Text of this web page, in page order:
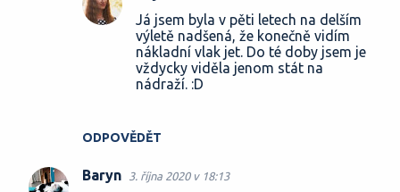
ODPOVĚDĚT
Já jsem byla v pěti letech na delším
výletě nadšená, že konečně vidím
nákladní vlak jet. Do té doby jsem je
vždycky viděla jenom stát na
nádraží. :D
Baryn 3. října 2020 v 18:13